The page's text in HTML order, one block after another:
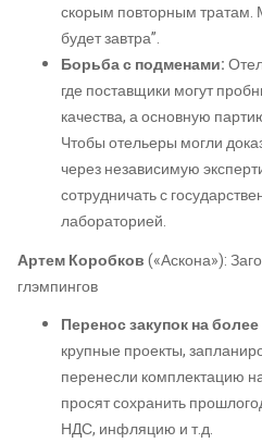
скорым повторным тратам.
будет завтра”.
Борьба с подменами:
где поставщики могут
качества, а основную
Чтобы отельеры могли
через независимую
сотрудничать с
лабораторией.
Артем Коробков(«Аскона»):
глэмпингов
Перенос закупок на
крупные проекты,
перенесли комплектацию
просят сохранить
НДС, инфляцию и т.д.